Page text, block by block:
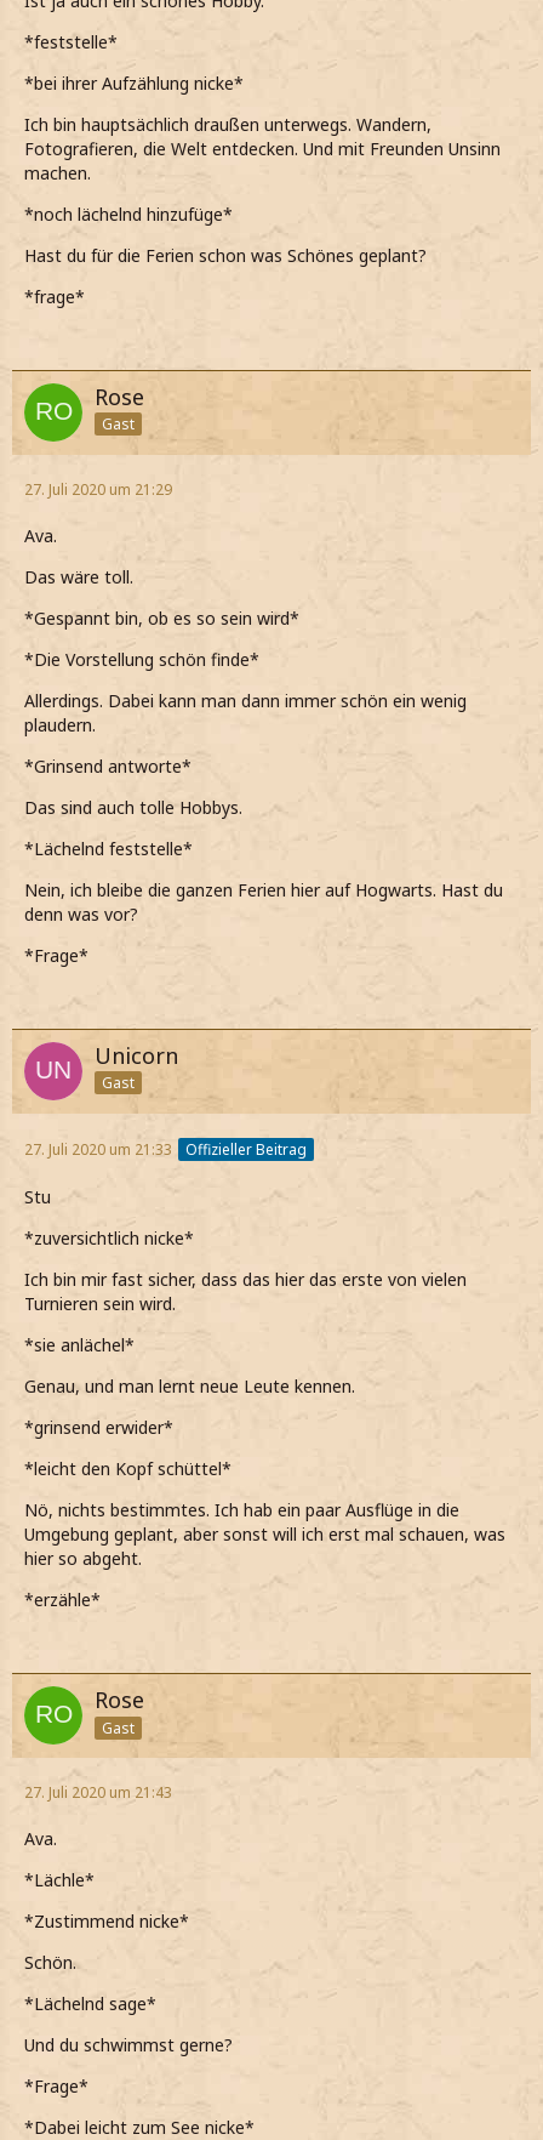
*feststelle*
*bei ihrer Aufzählung nicke*
Ich bin hauptsächlich draußen unterwegs. Wandern,
Fotografieren, die Welt entdecken. Und mit Freunden Unsinn
machen.
*noch lächelnd hinzufüge*
Hast du für die Ferien schon was Schönes geplant?
*frage*
Rose
Gast
27. Juli 2020 um 21:29
Ava.
Das wäre toll.
*Gespannt bin, ob es so sein wird*
*Die Vorstellung schön finde*
Allerdings. Dabei kann man dann immer schön ein wenig
plaudern.
*Grinsend antworte*
Das sind auch tolle Hobbys.
*Lächelnd feststelle*
Nein, ich bleibe die ganzen Ferien hier auf Hogwarts. Hast du
denn was vor?
*Frage*
Unicorn
Gast
27. Juli 2020 um 21:33 Offizieller Beitrag
Stu
*zuversichtlich nicke*
Ich bin mir fast sicher, dass das hier das erste von vielen
Turnieren sein wird.
*sie anlächel*
Genau, und man lernt neue Leute kennen.
*grinsend erwider*
*leicht den Kopf schüttel*
Nö, nichts bestimmtes. Ich hab ein paar Ausflüge in die
Umgebung geplant, aber sonst will ich erst mal schauen, was
hier so abgeht.
*erzähle*
Rose
Gast
27. Juli 2020 um 21:43
Ava.
*Lächle*
*Zustimmend nicke*
Schön.
*Lächelnd sage*
Und du schwimmst gerne?
*Frage*
*Dabei leicht zum See nicke*